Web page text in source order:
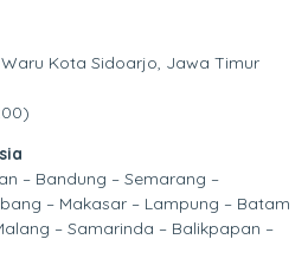
Kota Sidoarjo, Jawa Timur
– Bandung – Semarang –
– Makasar – Lampung – Batam
– Samarinda – Balikpapan –